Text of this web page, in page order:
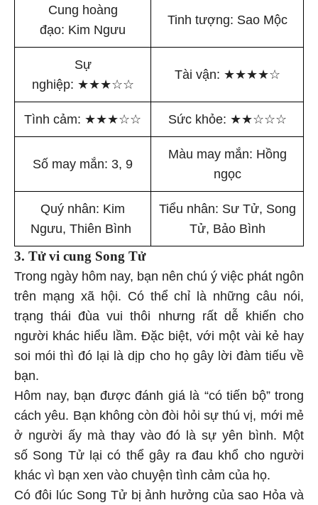
Cung hoàng
đạo: Kim Ngưu
Tinh tượng: Sao Mộc
Sự
nghiệp: ★★★☆☆
Tài vận: ★★★★☆
Tình cảm: ★★★☆☆ Sức khỏe: ★★☆☆☆
Số may mắn: 3, 9
Màu may mắn: Hồng
ngọc
Quý nhân: Kim
Ngưu, Thiên Bình
Tiểu nhân: Sư Tử, Song
Tử, Bảo Bình
3. Tử vi cung Song Tử
Trong ngày hôm nay, bạn nên chú ý việc phát ngôn
trên mạng xã hội. Có thể chỉ là những câu nói,
trạng thái đùa vui thôi nhưng rất dễ khiến cho
người khác hiểu lầm. Đặc biệt, với một vài kẻ hay
soi mói thì đó lại là dịp cho họ gây lời đàm tiếu về
bạn.
Hôm nay, bạn được đánh giá là “có tiến bộ” trong
cách yêu. Bạn không còn đòi hỏi sự thú vị, mới mẻ
ở người ấy mà thay vào đó là sự yên bình. Một
số Song Tử lại có thể gây ra đau khổ cho người
khác vì bạn xen vào chuyện tình cảm của họ.
Có đôi lúc Song Tử bị ảnh hưởng của sao Hỏa và